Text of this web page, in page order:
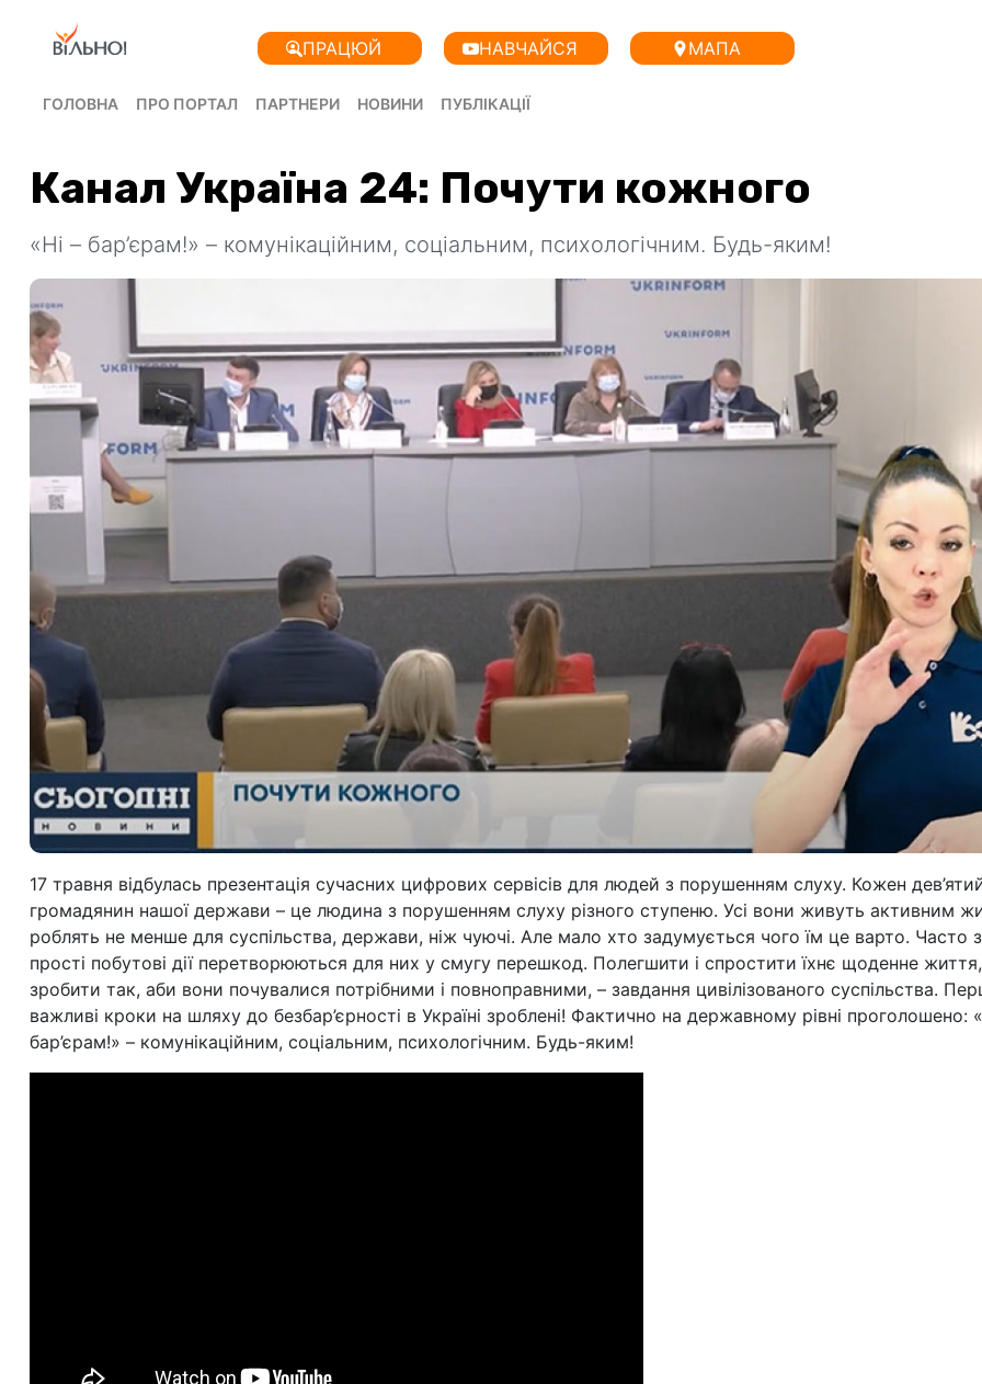
ПРАЦЮЙ НАВЧАЙСЯ МАПА
ГОЛОВНА ПРО ПОРТАЛ ПАРТНЕРИ НОВИНИ ПУБЛІКАЦІЇ
Канал Україна 24: Почути кожного
«Ні – бар’єрам!» – комунікаційним, соціальним, психологічним. Будь-яким!
17 травня відбулась презентація сучасних цифрових сервісів для людей з порушенням слуху. Кожен
громадянин нашої держави – це людина з порушенням слуху різного ступеню. Усі вони живуть активним
роблять не менше для суспільства, держави, ніж чуючі. Але мало хто задумується чого їм це варто. Часто
прості побутові дії перетворюються для них у смугу перешкод. Полегшити і спростити їхнє щоденне життя,
зробити так, аби вони почувалися потрібними і повноправними, – завдання цивілізованого суспільства.
важливі кроки на шляху до безбар’єрності в Україні зроблені! Фактично на державному рівні проголошено:
бар’єрам!» – комунікаційним, соціальним, психологічним. Будь-яким!